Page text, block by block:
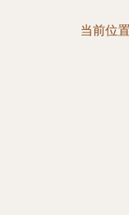
当前位置